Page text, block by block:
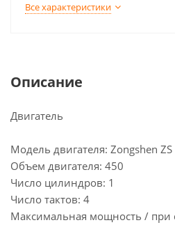
Все характеристики
Описание
Двигатель
Модель двигателя: Zongshen
Объем двигателя: 450
Число цилиндров: 1
Число тактов: 4
Максимальная мощность / при